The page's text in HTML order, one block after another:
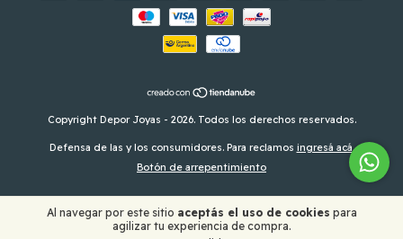
Al navegar por este sitio aceptás el uso de cookies para
agilizar tu experiencia de compra.
Copyright Depor Joyas - 2026. Todos los derechos reservados.
Defensa de las y los consumidores. Para reclamos ingresá acá.
Botón de arrepentimiento